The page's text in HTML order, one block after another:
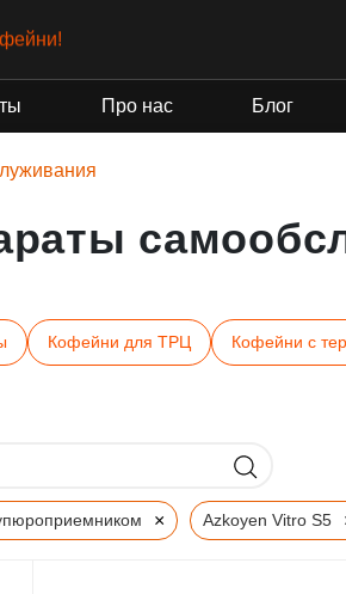
Про нас Блог
Кофейни для ТРЦ Кофейни с
× Azkoyen Vitro S5